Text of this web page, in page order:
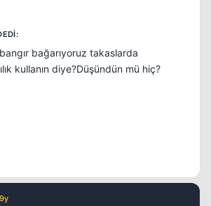
bağarıyoruz takaslarda
kullanın diye?Düşündün mü hiç?